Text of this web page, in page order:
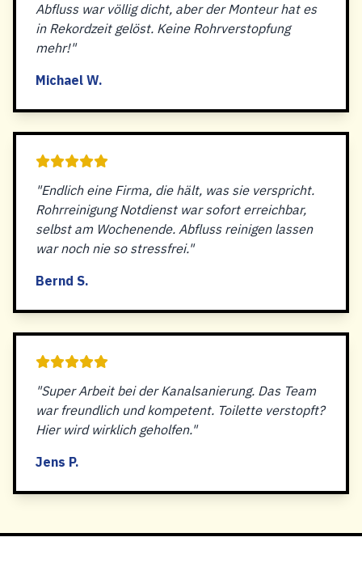
Abfluss war völlig dicht, aber der Monteur hat es
in Rekordzeit gelöst. Keine Rohrverstopfung
mehr!"
Michael W.
"Endlich eine Firma, die hält, was sie verspricht.
Rohrreinigung Notdienst war sofort erreichbar,
selbst am Wochenende. Abfluss reinigen lassen
war noch nie so stressfrei."
Bernd S.
"Super Arbeit bei der Kanalsanierung. Das Team
war freundlich und kompetent. Toilette verstopft?
Hier wird wirklich geholfen."
Jens P.